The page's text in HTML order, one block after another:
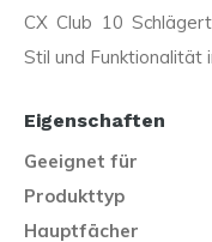
CX Club 10
Stil und Funktionalität
Eigenschaften
Geeignet für
Produkttyp
Hauptfächer